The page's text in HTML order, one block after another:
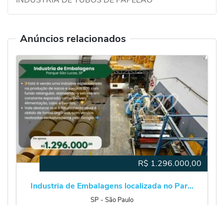
Anúncios relacionados
R$ 1.296.000,00
Industria de Embalagens localizada no Par...
SP ‐ São Paulo